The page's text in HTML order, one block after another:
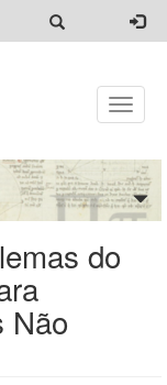
Toggle
do
Não